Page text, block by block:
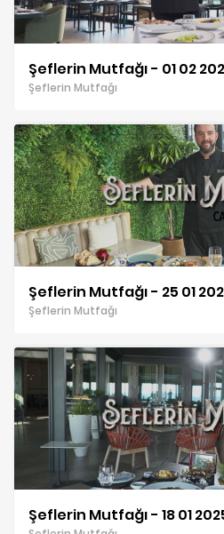
Şeflerin Mutfağı - 01 02
Şeflerin Mutfağı
Şeflerin Mutfağı - 25 01
Şeflerin Mutfağı
Şeflerin Mutfağı - 18 01